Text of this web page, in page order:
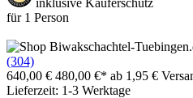
für 1 Person
(304)
640,00 € 480,00 €* ab 1,95 €
Lieferzeit: 1-3 Werktage